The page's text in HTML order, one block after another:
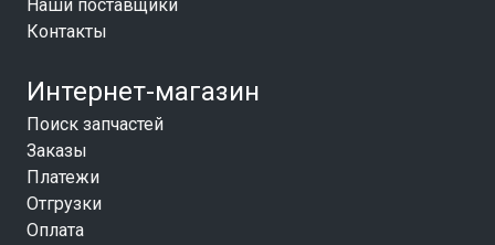
Наши поставщики
Контакты
Интернет-магазин
Поиск запчастей
Заказы
Платежи
Отгрузки
Оплата